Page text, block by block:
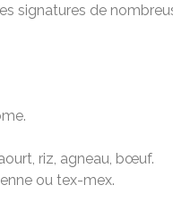
signatures de
riz, agneau, bœuf.
ou tex-mex.